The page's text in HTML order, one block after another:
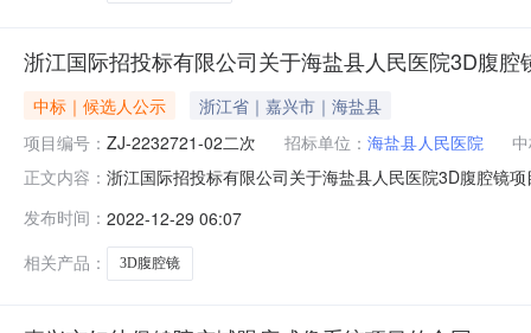
浙江国际招投标有限公司关于海盐县人民医院3D腹腔
中标｜候选人公示
浙江省｜嘉兴市｜海盐县
项目编号： ZJ-2232721-02二次 招标单位： 海盐县人民医院
正文内容： 浙江国际招投标有限公司关于海盐县人民医院3D腹腔镜
标结果:序号标项名称废标理由其他事项////四、主要标的
发布时间： 2022-12-29 06:07
相关产品：
3D腹腔镜